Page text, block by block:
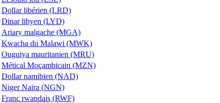
Dollar libérien (LRD)
Dinar libyen (LYD)
Ariary malgache (MGA)
Kwacha du Malawi (MWK)
Ouguiya mauritanien (MRU)
Métical Moçambicain (MZN)
Dollar namibien (NAD)
Niger Naira (NGN)
Franc rwandais (RWF)